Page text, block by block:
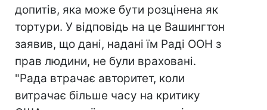
допитів, яка може бути розцінена як
тортури. У відповідь на це Вашингтон
заявив, що дані, надані їм Раді ООН з
прав людини, не були враховані.
"Рада втрачає авторитет, коли
витрачає більше часу на критику